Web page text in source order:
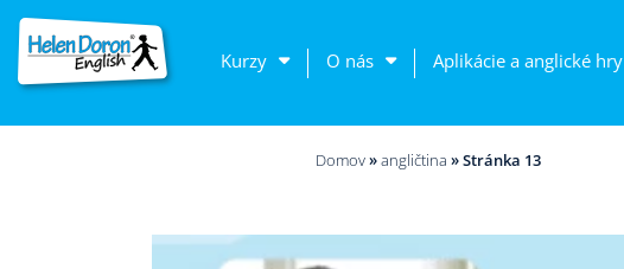
Kurzy O nás Aplikácie a anglické hry
Domov»angličtina »Stránka 13